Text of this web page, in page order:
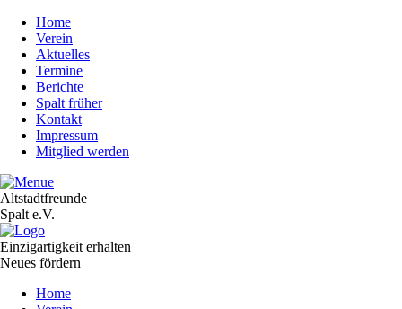
Home
Verein
Aktuelles
Termine
Berichte
Spalt früher
Kontakt
Impressum
Mitglied werden
Altstadtfreunde
Spalt e.V.
Einzigartigkeit erhalten
Neues fördern
überspringen
Home